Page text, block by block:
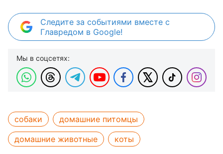
Следите за событиями вместе с
Главредом в Google!
Мы в соцсетях:
собаки
домашние питомцы
домашние животные
коты